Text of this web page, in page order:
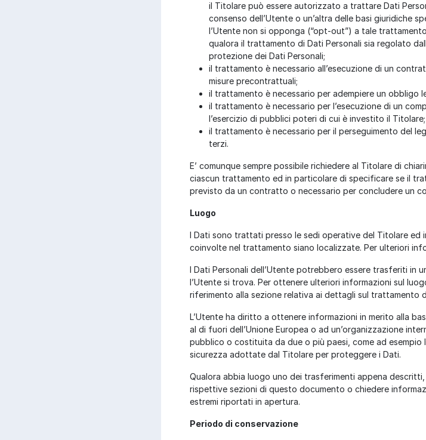
il Titolare può essere autorizzato a trattare Dati
consenso dell’Utente o un’altra delle basi giuridiche
l’Utente non si opponga (“opt-out”) a tale
qualora il trattamento di Dati Personali sia regolato
protezione dei Dati Personali;
il trattamento è necessario all’esecuzione di un
misure precontrattuali;
il trattamento è necessario per adempiere un obbligo
il trattamento è necessario per l’esecuzione di un
l’esercizio di pubblici poteri di cui è investito il Titolare;
il trattamento è necessario per il perseguimento del
terzi.
E’ comunque sempre possibile richiedere al Titolare di
ciascun trattamento ed in particolare di specificare se il
previsto da un contratto o necessario per concludere un
Luogo
I Dati sono trattati presso le sedi operative del Titolare ed
coinvolte nel trattamento siano localizzate. Per ulteriori
I Dati Personali dell’Utente potrebbero essere trasferiti in
l’Utente si trova. Per ottenere ulteriori informazioni sul
riferimento alla sezione relativa ai dettagli sul trattamento
L’Utente ha diritto a ottenere informazioni in merito alla
al di fuori dell’Unione Europea o ad un’organizzazione
pubblico o costituita da due o più paesi, come ad esempio
sicurezza adottate dal Titolare per proteggere i Dati.
Qualora abbia luogo uno dei trasferimenti appena
rispettive sezioni di questo documento o chiedere
estremi riportati in apertura.
Periodo di conservazione